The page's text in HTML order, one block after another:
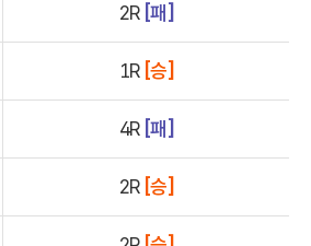
2R [패]
1R [승]
4R [패]
2R [승]